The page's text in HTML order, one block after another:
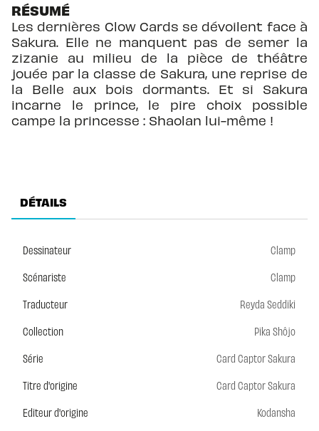
RÉSUMÉ
Les dernières Clow Cards se dévoilent face à
Sakura. Elle ne manquent pas de semer la
zizanie au milieu de la pièce de théâtre
jouée par la classe de Sakura, une reprise de
la Belle aux bois dormants. Et si Sakura
incarne le prince, le pire choix possible
campe la princesse : Shaolan lui-même !
DÉTAILS
Dessinateur
Clamp
Scénariste
Clamp
Traducteur
Reyda Seddiki
Collection
Pika Shôjo
Série
Card Captor Sakura
Titre d'origine
Card Captor Sakura
Editeur d'origine
Kodansha